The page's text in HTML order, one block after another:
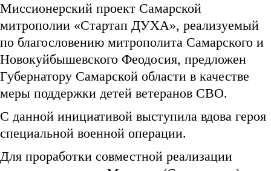
Миссионерский проект Самарской
митрополии «Стартап ДУХА», реализуемый
по благословению митрополита Самарского и
Новокуйбышевского Феодосия, предложен
Губернатору Самарской области в качестве
меры поддержки детей ветеранов СВО.
С данной инициативой выступила вдова героя
специальной военной операции.
Для проработки совместной реализации